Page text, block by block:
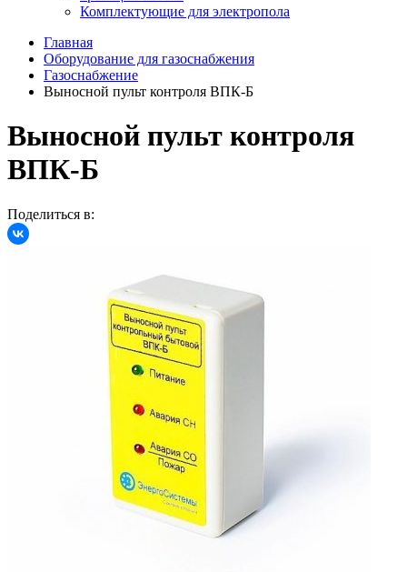
Комплектующие для электропола
Главная
Оборудование для газоснабжения
Газоснабжение
Выносной пульт контроля ВПК-Б
Выносной пульт контроля
ВПК-Б
Поделиться в: